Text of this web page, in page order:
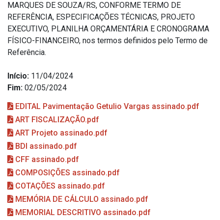
MARQUES DE SOUZA/RS, CONFORME TERMO DE
REFERÊNCIA, ESPECIFICAÇÕES TÉCNICAS, PROJETO
EXECUTIVO, PLANILHA ORÇAMENTÁRIA E CRONOGRAMA
FÍSICO-FINANCEIRO, nos termos definidos pelo Termo de
Referência.
Início: 11/04/2024
Fim: 02/05/2024
EDITAL Pavimentação Getulio Vargas assinado.pdf
ART FISCALIZAÇÃO.pdf
ART Projeto assinado.pdf
BDI assinado.pdf
CFF assinado.pdf
COMPOSIÇÕES assinado.pdf
COTAÇÕES assinado.pdf
MEMÓRIA DE CÁLCULO assinado.pdf
MEMORIAL DESCRITIVO assinado.pdf